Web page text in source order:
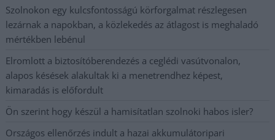
Szolnokon egy kulcsfontosságú körforgalmat részlegesen
lezárnak a napokban, a közlekedés az átlagost is meghaladó
mértékben lebénul
Elromlott a biztosítóberendezés a ceglédi vasútvonalon,
alapos késések alakultak ki a menetrendhez képest,
kimaradás is előfordult
Ön szerint hogy készül a hamisítatlan szolnoki habos isler?
Országos ellenőrzés indult a hazai akkumulátoripari